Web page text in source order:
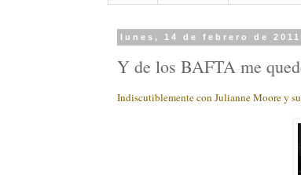
lunes, 14 de febrero de 2011
Y de los BAFTA me
Indiscutiblemente con Julianne Moore y